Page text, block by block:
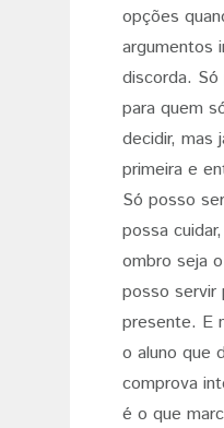
opções
argumentos
discorda.
para quem
decidir, mas
primeira e
Só posso
possa
ombro seja
posso servir
presente. E
o aluno que
comprova
é o que